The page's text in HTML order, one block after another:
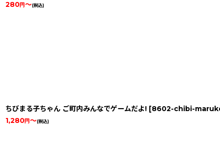
280円～(税込)
ちびまる子ちゃん ご町内みんなでゲームだよ! [8602-chibi-
1,280円～(税込)